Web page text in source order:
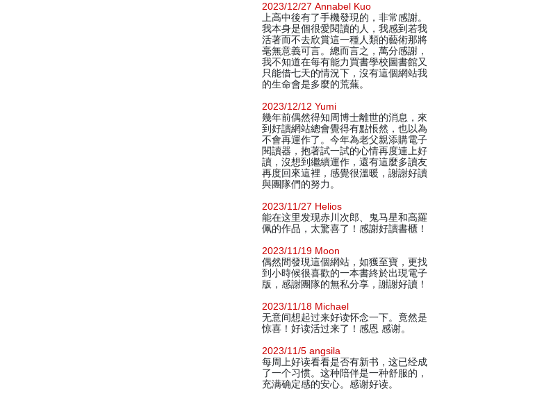
2023/12/27 Annabel Kuo
上高中後有了手機發現的，非常感謝。
我本身是個很愛閱讀的人，我感到若我
活著而不去欣賞這一種人類的藝術那將
毫無意義可言。總而言之，萬分感謝，
我不知道在每有能力買書學校圖書館又
只能借七天的情況下，沒有這個網站我
的生命會是多麼的荒蕪。
2023/12/12 Yumi
幾年前偶然得知周博士離世的消息，來
到好讀網站總會覺得有點悵然，也以為
不會再運作了。今年為老父親添購電子
閱讀器，抱著試一試的心情再度連上好
讀，沒想到繼續運作，還有這麼多讀友
再度回來這裡，感覺很溫暖，謝謝好讀
與團隊們的努力。
2023/11/27 Helios
能在这里发现赤川次郎、鬼马星和高羅
佩的作品，太驚喜了！感謝好讀書櫃！
2023/11/19 Moon
偶然間發現這個網站，如獲至寶，更找
到小時候很喜歡的一本書終於出現電子
版，感謝團隊的無私分享，謝謝好讀！
2023/11/18 Michael
无意间想起过来好读怀念一下。竟然是
惊喜！好读活过来了！感恩 感谢。
2023/11/5 angsila
每周上好读看看是否有新书，这已经成
了一个习惯。这种陪伴是一种舒服的，
充满确定感的安心。感谢好读。